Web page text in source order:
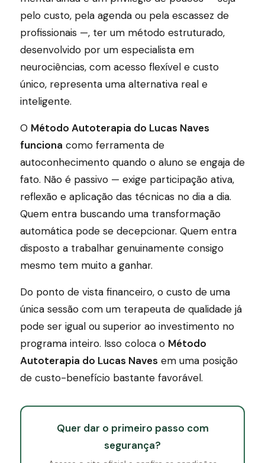
pelo custo, pela agenda ou pela escassez de
profissionais —, ter um método estruturado,
desenvolvido por um especialista em
neurociências, com acesso flexível e custo
único, representa uma alternativa real e
inteligente.
O Método Autoterapia do Lucas Naves
funciona como ferramenta de
autoconhecimento quando o aluno se engaja de
fato. Não é passivo — exige participação ativa,
reflexão e aplicação das técnicas no dia a dia.
Quem entra buscando uma transformação
automática pode se decepcionar. Quem entra
disposto a trabalhar genuinamente consigo
mesmo tem muito a ganhar.
Do ponto de vista financeiro, o custo de uma
única sessão com um terapeuta de qualidade já
pode ser igual ou superior ao investimento no
programa inteiro. Isso coloca o Método
Autoterapia do Lucas Naves em uma posição
de custo-benefício bastante favorável.
Quer dar o primeiro passo com
segurança?